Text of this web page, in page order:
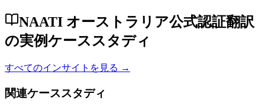
NAATI オーストラリア公式認証翻訳
の実例ケーススタディ
すべてのインサイトを見る →
関連ケーススタディ